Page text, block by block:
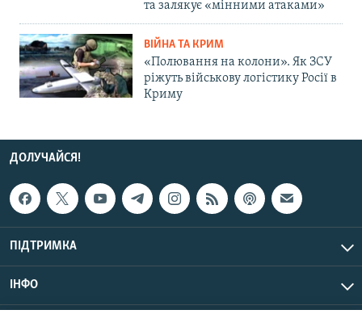
та залякує «мінними атаками»
ВІЙНА ТА КРИМ
«Полювання на колони». Як ЗСУ
ріжуть військову логістику Росії в
Криму
ДОЛУЧАЙСЯ!
ПІДТРИМКА
ІНФО